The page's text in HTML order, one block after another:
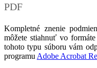
PDF
Kompletné znenie
môžete stiahnuť vo
tohoto typu súboru vám
programu Adobe Acrobat